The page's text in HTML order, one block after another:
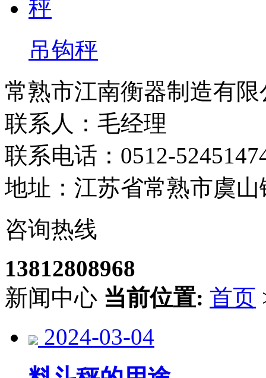
吊钩秤
常熟市江南衡器制造有限
联系人：毛经理
联系电话：0512-
地址：江苏省常熟市虞
咨询热线
13812808968
新闻中心 当前位置: 首页
2024-03-04